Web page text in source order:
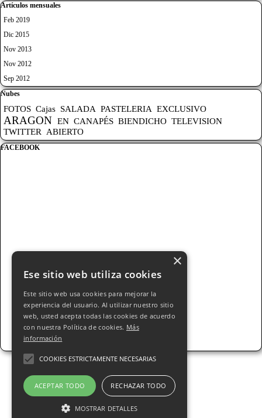
Saltar el bloque Artículos mensuales
Artículos mensuales
Feb 2019
Dic 2015
Nov 2013
Nov 2012
Sep 2012
Saltar el bloque Nubes
Nubes
FOTOS Cajas SALADA PASTELERIA EXCLUSIVO
ARAGON EN CANAPÉS BIENDICHO TELEVISION
TWITTER
ABIERTO
Saltar el bloque FACEBOOK
FACEBOOK
© 2025 Pastelería ALEJOS s.l.. Todos los
derechos Reservados - Todos nuestros precios
×
Ese sitio web utiliza cookies
Este sitio web usa cookies para mejorar la
experiencia del usuario. Al utilizar nuestro sitio
web, usted acepta todas las cookies de acuerdo
con nuestra Política de cookies. Más
información
COOKIES ESTRICTAMENTE NECESARIAS
ACEPTAR TODO RECHAZAR TODO
MOSTRAR DETALLES